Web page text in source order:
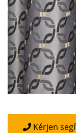
Kérjen